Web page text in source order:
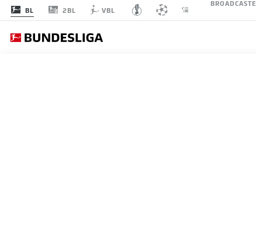
BL 2BL VBL
DIE